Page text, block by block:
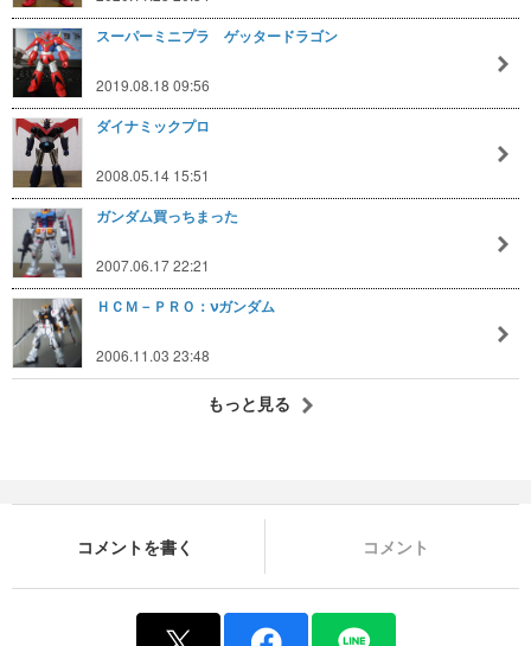
スーパーミニプラ ゲッタードラゴン
2019.08.18 09:56
ダイナミックプロ
2008.05.14 15:51
ガンダム買っちまった
2007.06.17 22:21
ＨＣＭ－ＰＲＯ：νガンダム
2006.11.03 23:48
もっと見る
コメントを書く コメント